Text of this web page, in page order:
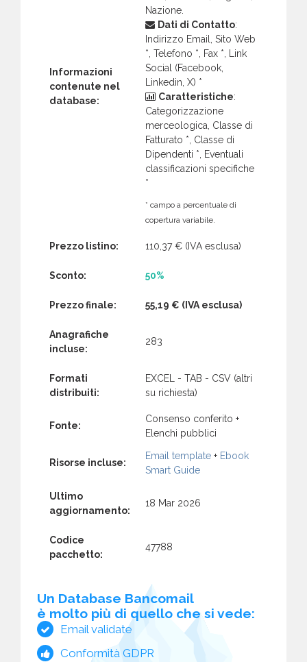
Informazioni
contenute nel
database:
Nazione.
Dati di Contatto:
Indirizzo Email, Sito Web
*, Telefono *, Fax *, Link
Social (Facebook,
Linkedin, X) *
Caratteristiche:
Categorizzazione
merceologica, Classe di
Fatturato *, Classe di
Dipendenti *, Eventuali
classificazioni specifiche
*
* campo a percentuale di
copertura variabile.
Prezzo listino: 110,37 € (IVA esclusa)
Sconto: 50%
Prezzo finale: 55,19 € (IVA esclusa)
Anagrafiche
incluse:
283
Formati
distribuiti:
EXCEL - TAB - CSV (altri
su richiesta)
Fonte:
Consenso conferito +
Elenchi pubblici
Risorse incluse:
Email template + Ebook
Smart Guide
Ultimo
aggiornamento:
18 Mar 2026
Codice
pacchetto:
47788
Un Database Bancomail
è molto più di quello che si vede:
Email validate
Conformità GDPR